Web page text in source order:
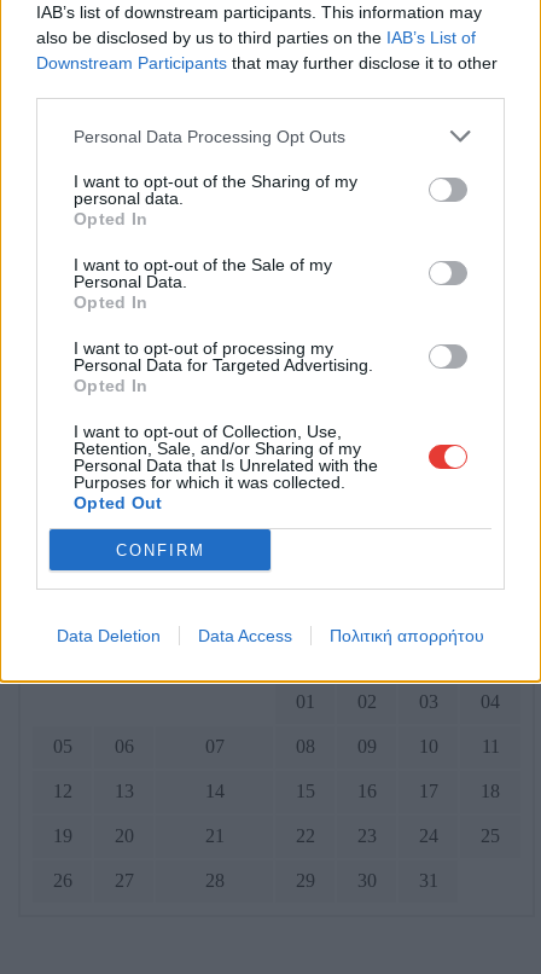
IAB’s list of downstream participants. This information may
also be disclosed by us to third parties on the IAB’s List of
Downstream Participants that may further disclose it to other
Personal Data Processing Opt Outs
I want to opt-out of the Sharing of my
personal data.
Opted In
I want to opt-out of the Sale of my
Personal Data.
Opted In
I want to opt-out of processing my
Personal Data for Targeted Advertising.
Opted In
I want to opt-out of Collection, Use,
Retention, Sale, and/or Sharing of my
Personal Data that Is Unrelated with the
Purposes for which it was collected.
Opted Out
CONFIRM
Data Deletion Data Access Πολιτική απορρήτου
03 04 05 06 07 08 09
10 11 12 13 14 15 16
17 18 19 20 21 22 23
Σεπτέμβριος 2026
Δευτ Τρ
01 02 03 04 05
15 16 17 18 19
22 23 24
01 02 03 04
05 06 07 08 09 10 11
12 13 14 15 16 17 18
19 20 21 22 23 24 25
26 27 28 29 30 31